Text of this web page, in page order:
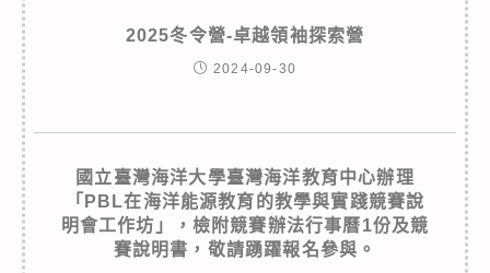
2025冬令營-卓越領袖探索營
2024-09-30
國立臺灣海洋大學臺灣海洋教育中心辦理
「PBL在海洋能源教育的教學與實踐競賽說
明會工作坊」，檢附競賽辦法行事曆1份及競
賽說明書，敬請踴躍報名參與。